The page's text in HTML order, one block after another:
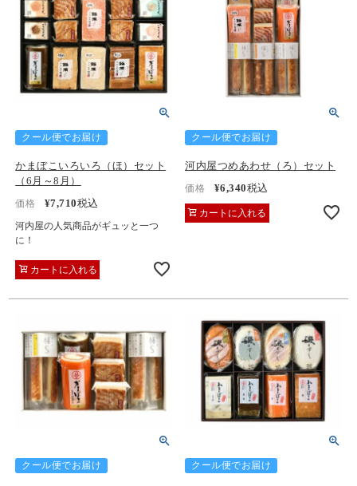
クール便でお届け
かまぼこいろいろ（ほ）セット
（6月～8月）
価格 ¥7,710税込
河内屋の人気商品がギュッと一つ
に！
カートに入れる
クール便でお届け
河内屋つめあわせ（ろ）セット
価格 ¥6,340税込
カートに入れる
クール便でお届け クール便でお届け